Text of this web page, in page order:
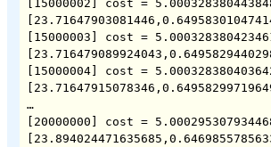
[15000002] cost =
[15000003] cost =
[15000004] cost =
…
[20000000] cost =